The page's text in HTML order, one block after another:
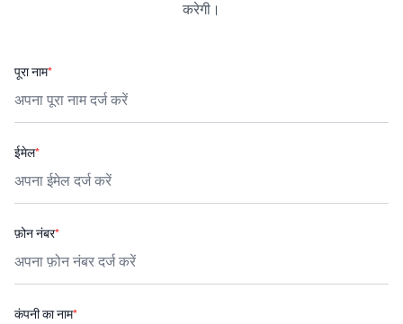
करेगी।
पूरा नाम*
ईमेल*
फ़ोन नंबर*
कंपनी का नाम*